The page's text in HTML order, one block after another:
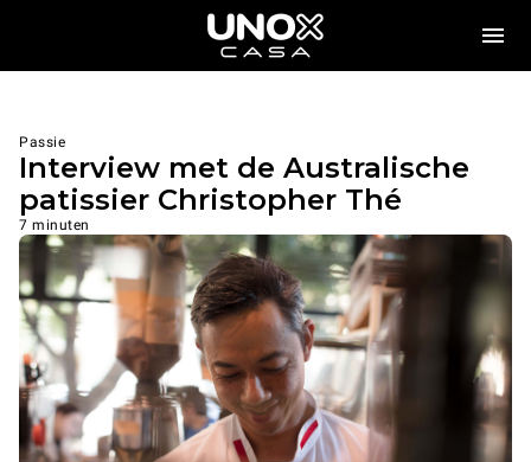
Passie
Interview met de Australische
patissier Christopher Thé
7 minuten